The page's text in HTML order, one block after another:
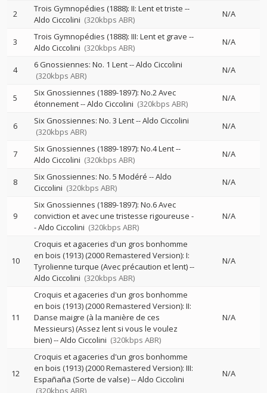
2 Trois Gymnopédies (1888): II: Lent et triste --
Aldo Ciccolini (320kbps ABR)
N/A
3 Trois Gymnopédies (1888): III: Lent et grave --
Aldo Ciccolini (320kbps ABR)
N/A
4 6 Gnossiennes: No. 1 Lent--Aldo Ciccolini
(320kbps ABR)
N/A
5
Six Gnossiennes (1889-1897): No.2 Avec
étonnement--Aldo Ciccolini (320kbps ABR)
N/A
6 Six Gnossiennes: No. 3 Lent--Aldo Ciccolini
(320kbps ABR)
N/A
7 Six Gnossiennes (1889-1897): No.4 Lent--
Aldo Ciccolini (320kbps ABR)
N/A
8 Six Gnossiennes: No. 5 Modéré --Aldo
Ciccolini (320kbps ABR)
N/A
9
Six Gnossiennes (1889-1897): No.6 Avec
conviction et avec une tristesse rigoureuse -
-Aldo Ciccolini (320kbps ABR)
N/A
10
Croquis et agaceries d'un gros bonhomme
en bois (1913) (2000 Remastered Version): I:
Tyrolienne turque (Avec précaution et lent)--
Aldo Ciccolini (320kbps ABR)
N/A
11
Croquis et agaceries d'un gros bonhomme
en bois (1913) (2000 Remastered Version): II:
Danse maigre (à la manière de ces
Messieurs) (Assez lent si vous le voulez
bien)--Aldo Ciccolini (320kbps ABR)
N/A
12
Croquis et agaceries d'un gros bonhomme
en bois (1913) (2000 Remastered Version): III:
Españaña (Sorte de valse)--Aldo Ciccolini
(320kbps ABR)
N/A